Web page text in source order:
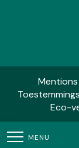
MENU
Eco-